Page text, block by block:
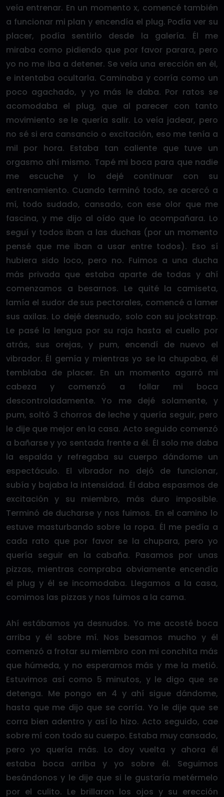
veía entrenar. En un momento x, comencé también
a funcionar mi plan y encendía el plug. Podía ver su
placer, podía sentirlo desde la galería. Él me
miraba como pidiendo que por favor parara, pero
yo no me iba a detener. Se veía una erección en él,
e intentaba ocultarla. Caminaba y corría como un
poco agachado, y yo más le daba. Por ratos se
acomodaba el plug, que al parecer con tanto
movimiento se le quería salir. Lo veía jadear, pero
no sé si era cansancio o excitación, eso me tenía a
mil por hora. Estaba tan caliente que tuve un
orgasmo ahí mismo. Tapé mi boca para que nadie
me escuche y lo dejé continuar con su
entrenamiento. Cuando terminó todo, se acercó a
mí, todo sudado, cansado, con ese olor que me
fascina, y me dijo al oído que lo acompañara. Lo
seguí y todos iban a las duchas (por un momento
pensé que me iban a usar entre todos). Eso sí
hubiera sido loco, pero no. Fuimos a una ducha
más privada que estaba aparte de todas y ahí
comenzamos a besarnos. Le quité la camiseta,
lamía el sudor de sus pectorales, comencé a lamer
sus axilas. Lo dejé desnudo, solo con su jockstrap.
Le pasé la lengua por su raja hasta el cuello por
atrás, sus orejas, y pum, encendí de nuevo el
vibrador. Él gemía y mientras yo se la chupaba, él
temblaba de placer. En un momento agarró mi
cabeza y comenzó a follar mi boca
descontroladamente. Yo me dejé solamente, y
pum, soltó 3 chorros de leche y quería seguir, pero
le dije que mejor en la casa. Acto seguido comenzó
a bañarse y yo sentada frente a él. Él solo me daba
la espalda y refregaba su cuerpo dándome un
espectáculo. El vibrador no dejó de funcionar,
subía y bajaba la intensidad. Él daba espasmos de
excitación y su miembro, más duro imposible.
Terminó de ducharse y nos fuimos. En el camino lo
estuve masturbando sobre la ropa. Él me pedía a
cada rato que por favor se la chupara, pero yo
quería seguir en la cabaña. Pasamos por unas
pizzas, mientras compraba obviamente encendía
el plug y él se incomodaba. Llegamos a la casa,
comimos las pizzas y nos fuimos a la cama.
Ahí estábamos ya desnudos. Yo me acosté boca
arriba y él sobre mí. Nos besamos mucho y él
comenzó a frotar su miembro con mi conchita más
que húmeda, y no esperamos más y me la metió.
Estuvimos así como 5 minutos, y le digo que se
detenga. Me pongo en 4 y ahí sigue dándome,
hasta que me dijo que se corría. Yo le dije que se
corra bien adentro y así lo hizo. Acto seguido, cae
sobre mí con todo su cuerpo. Estaba muy cansado,
pero yo quería más. Lo doy vuelta y ahora él
estaba boca arriba y yo sobre él. Seguimos
besándonos y le dije que si le gustaría metérmelo
por el culito. Le brillaron los ojos y su erección